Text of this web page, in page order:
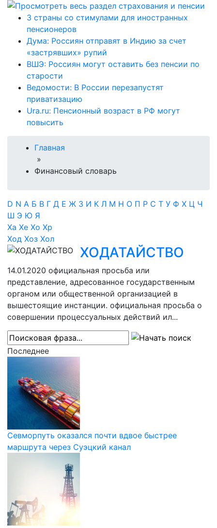
3 страны со стимулами для иностранных
пенсионеров
Дума: Россиян отправят в Индию за счет
«застрявших» рупий
ВШЭ: Россиян могут оставить без пенсии по
старости
Ведомости: В России перезапустят
приватизацию
Ura.ru: Пенсионный возраст в РФ могут
повысить
Главная
»
Финансовый словарь
D N А Б В Г Д Е Ж З И К Л М Н О П Р С Т У Ф Х Ц Ч
Ш Э Ю Я
Ха Хе Хо Хр
Ход Хоз Хол
ХОДАТАЙСТВО
14.01.2020 официальная просьба или
представление, адресованное государственным
органом или общественной организацией в
вышестоящие инстанции. официальная просьба о
совершении процессуальных действий ил...
Последнее
Севморпуть оказался почти вдвое быстрее
маршрута через Суэцкий канал